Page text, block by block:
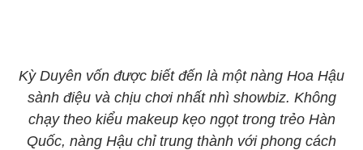
Kỳ Duyên vốn được biết đến là một nàng Hoa Hậu
sành điệu và chịu chơi nhất nhì showbiz. Không
chạy theo kiểu makeup kẹo ngọt trong trẻo Hàn
Quốc, nàng Hậu chỉ trung thành với phong cách